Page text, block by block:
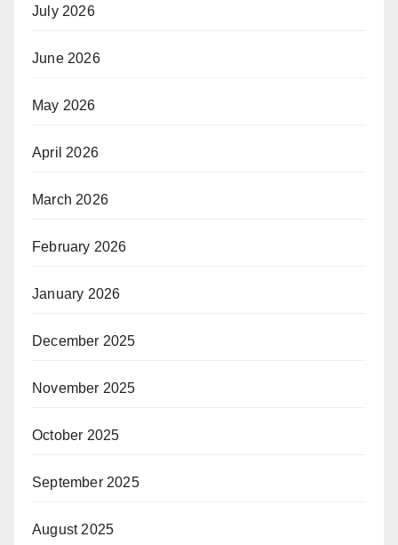
July 2026
June 2026
May 2026
April 2026
March 2026
February 2026
January 2026
December 2025
November 2025
October 2025
September 2025
August 2025